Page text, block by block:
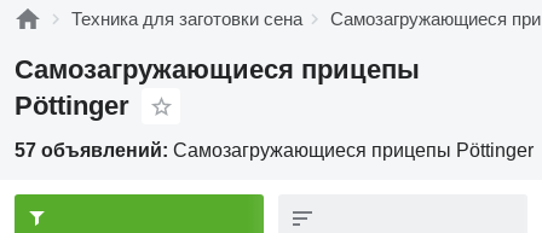
Техника для заготовки сена Самозагружающиеся
Самозагружающиеся прицепы
Pöttinger
57 объявлений: Самозагружающиеся прицепы Pöttinger